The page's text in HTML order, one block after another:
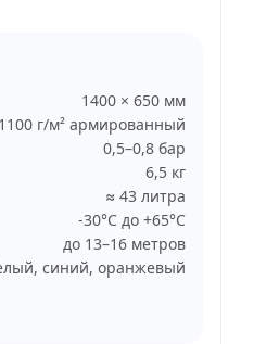
1400 × 650 мм
г/м² армированный
0,5–0,8 бар
6,5 кг
≈ 43 литра
-30°C до +65°C
до 13–16 метров
синий, оранжевый